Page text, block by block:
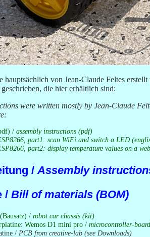
von Jean-Claude Feltes erstellt
die hier erhältlich sind:
were written mostly by Jean-Claude
/ assembly instructions (pdf)
part1: scan WiFi and switch a LED
part2: display temperature values on a
/Assembly
/ Bill of materials (BOM)
/ robot car chassis (kit)
Wemos D1 mini pro / microcontroller-
/ PCB from creative-lab (see Downloads)